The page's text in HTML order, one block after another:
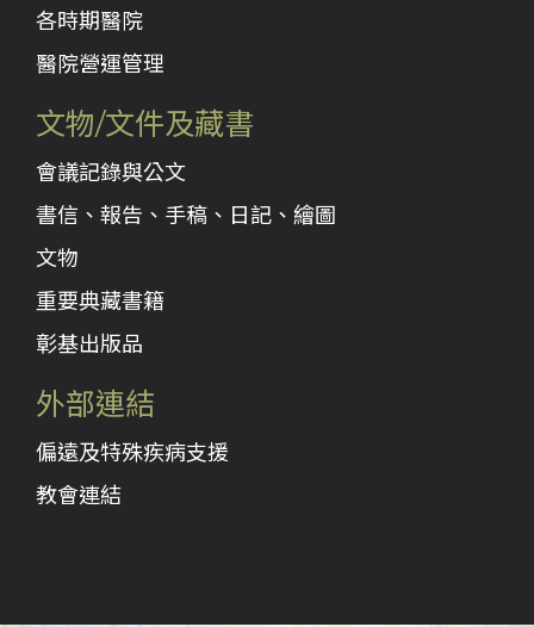
各時期醫院
醫院營運管理
文物/文件及藏書
會議記錄與公文
書信、報告、手稿、日記、繪圖
文物
重要典藏書籍
彰基出版品
外部連結
偏遠及特殊疾病支援
教會連結